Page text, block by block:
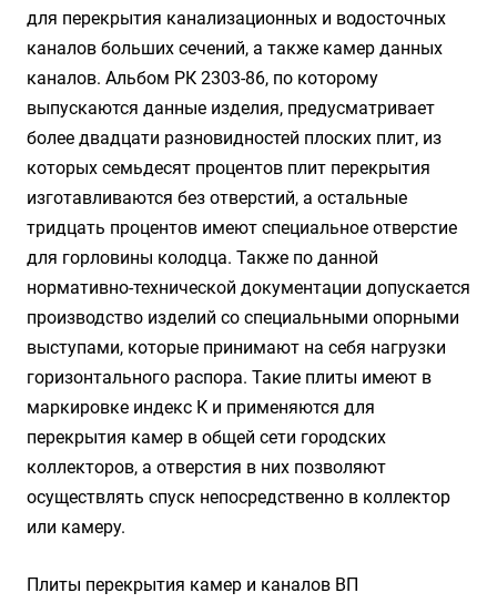
для перекрытия канализационных и водосточных
каналов больших сечений, а также камер данных
каналов. Альбом РК 2303-86, по которому
выпускаются данные изделия, предусматривает
более двадцати разновидностей плоских плит, из
которых семьдесят процентов плит перекрытия
изготавливаются без отверстий, а остальные
тридцать процентов имеют специальное отверстие
для горловины колодца. Также по данной
нормативно-технической документации допускается
производство изделий со специальными опорными
выступами, которые принимают на себя нагрузки
горизонтального распора. Такие плиты имеют в
маркировке индекс К и применяются для
перекрытия камер в общей сети городских
коллекторов, а отверстия в них позволяют
осуществлять спуск непосредственно в коллектор
или камеру.
Плиты перекрытия камер и каналов ВП